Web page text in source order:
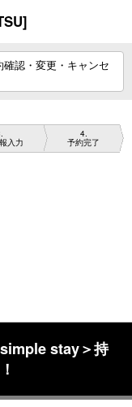
確認・変更・キャンセ
入力
4
予約完了
stay＞持